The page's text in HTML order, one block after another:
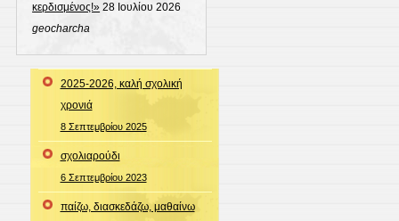
κερδισμένος!» 28 Ιουλίου 2026
geocharcha
2025-2026, καλή σχολική
χρονιά
8 Σεπτεμβρίου 2025
σχολιαρούδι
6 Σεπτεμβρίου 2023
παίζω, διασκεδάζω, μαθαίνω